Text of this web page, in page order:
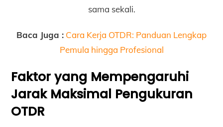
sama sekali.
Baca Juga : Cara Kerja OTDR: Panduan Lengkap
Pemula hingga Profesional
Faktor yang Mempengaruhi
Jarak Maksimal Pengukuran
OTDR